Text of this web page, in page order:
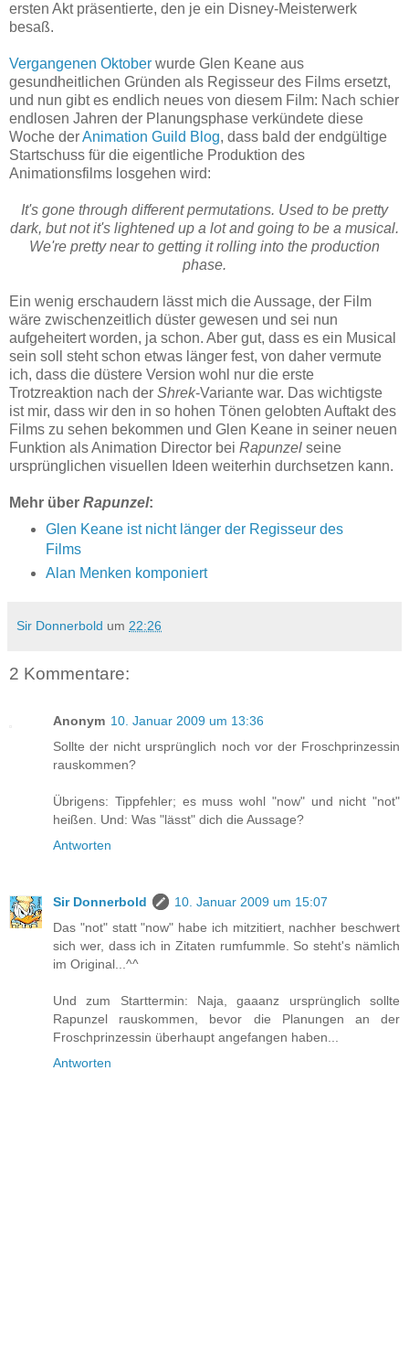
ersten Akt präsentierte, den je ein Disney-Meisterwerk
besaß.
Vergangenen Oktober wurde Glen Keane aus
gesundheitlichen Gründen als Regisseur des Films ersetzt,
und nun gibt es endlich neues von diesem Film: Nach schier
endlosen Jahren der Planungsphase verkündete diese
Woche derAnimation Guild Blog, dass bald der endgültige
Startschuss für die eigentliche Produktion des
Animationsfilms losgehen wird:
It's gone through different permutations. Used to be pretty
dark, but not it's lightened up a lot and going to be a musical.
We're pretty near to getting it rolling into the production
phase.
Ein wenig erschaudern lässt mich die Aussage, der Film
wäre zwischenzeitlich düster gewesen und sei nun
aufgeheitert worden, ja schon. Aber gut, dass es ein Musical
sein soll steht schon etwas länger fest, von daher vermute
ich, dass die düstere Version wohl nur die erste
Trotzreaktion nach der Shrek-Variante war. Das wichtigste
ist mir, dass wir den in so hohen Tönen gelobten Auftakt des
Films zu sehen bekommen und Glen Keane in seiner neuen
Funktion als Animation Director bei Rapunzel seine
ursprünglichen visuellen Ideen weiterhin durchsetzen kann.
Mehr über Rapunzel:
Glen Keane ist nicht länger der Regisseur des
Films
Alan Menken komponiert
Sir Donnerbold um 22:26
2 Kommentare:
Anonym 10. Januar 2009 um 13:36
Sollte der nicht ursprünglich noch vor der Froschprinzessin
rauskommen?
Übrigens: Tippfehler; es muss wohl "now" und nicht "not"
heißen. Und: Was "lässt" dich die Aussage?
Antworten
Sir Donnerbold
10. Januar 2009 um 15:07
Das "not" statt "now" habe ich mitzitiert, nachher beschwert
sich wer, dass ich in Zitaten rumfummle. So steht's nämlich
im Original...^^
Und zum Starttermin: Naja, gaaanz ursprünglich sollte
Rapunzel rauskommen, bevor die Planungen an der
Froschprinzessin überhaupt angefangen haben...
Antworten